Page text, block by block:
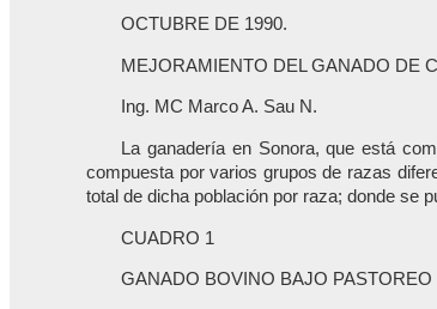
OCTUBRE DE 1990.
MEJORAMIENTO DEL GANADO DE
Ing. MC Marco A. Sau N.
La ganadería en Sonora, que está
compuesta por varios grupos de razas
total de dicha población por raza; donde se
CUADRO 1
GANADO BOVINO BAJO